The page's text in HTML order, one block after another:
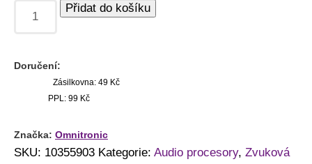
Přidat do košíku
Doručení:
Zásilkovna: 49 Kč
PPL: 99 Kč
Značka: Omnitronic
SKU: 10355903 Kategorie: Audio procesory, Zvuková